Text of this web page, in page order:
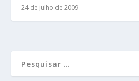
24 de julho de 2009